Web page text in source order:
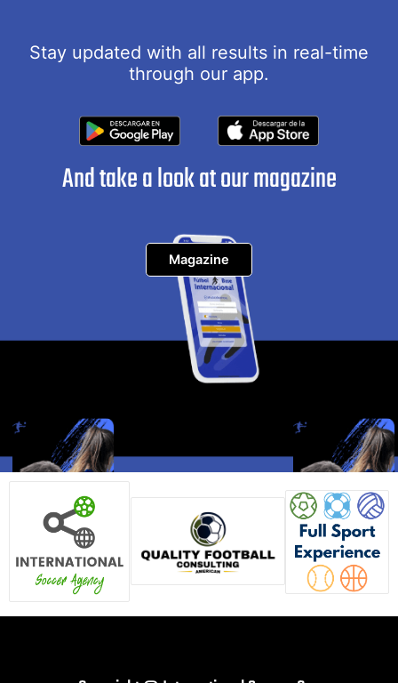
Stay updated with all results in real-time
through our app.
And take a look at our magazine
Magazine